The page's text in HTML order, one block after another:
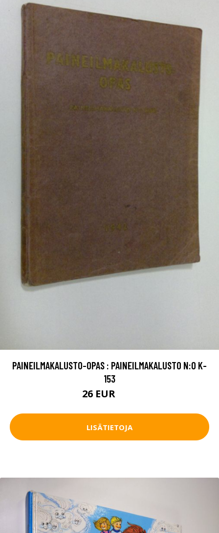
PAINEILMAKALUSTO-OPAS : PAINEILMAKALUSTO N:O K-
153
26 EUR
LISÄTIETOJA